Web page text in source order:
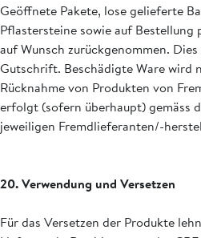
Geöffnete Pakete, lose gelieferte
Pflastersteine sowie auf Bestellung
auf Wunsch zurückgenommen.
Gutschrift. Beschädigte Ware wird
Rücknahme von Produkten von
erfolgt (sofern überhaupt) gemäss
jeweiligen Fremdlieferanten/-
20. Verwendung und Versetzen
Für das Versetzen der Produkte